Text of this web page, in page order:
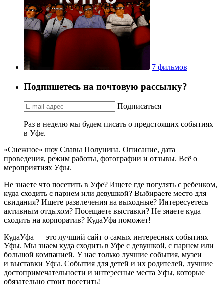
7 фильмов
Подпишетесь на почтовую рассылку?
Подписаться
Раз в неделю мы будем писать о предстоящих событиях
в Уфе.
«Снежное» шоу Славы Полунина. Описание, дата
проведения, режим работы, фотографии и отзывы. Всё о
мероприятиях Уфы.
Не знаете что посетить в Уфе? Ищете где погулять с ребенком,
куда сходить с парнем или девушкой? Выбираете место для
свидания? Ищете развлечения на выходные? Интересуетесь
активным отдыхом? Посещаете выставки? Не знаете куда
сходить на корпоратив? КудаУфа поможет!
КудаУфа — это лучший сайт о самых интересных событиях
Уфы. Мы знаем куда сходить в Уфе с девушкой, с парнем или
большой компанией. У нас только лучшие события, музеи
и выставки Уфы. События для детей и их родителей, лучшие
достопримечательности и интересные места Уфы, которые
обязательно стоит посетить!